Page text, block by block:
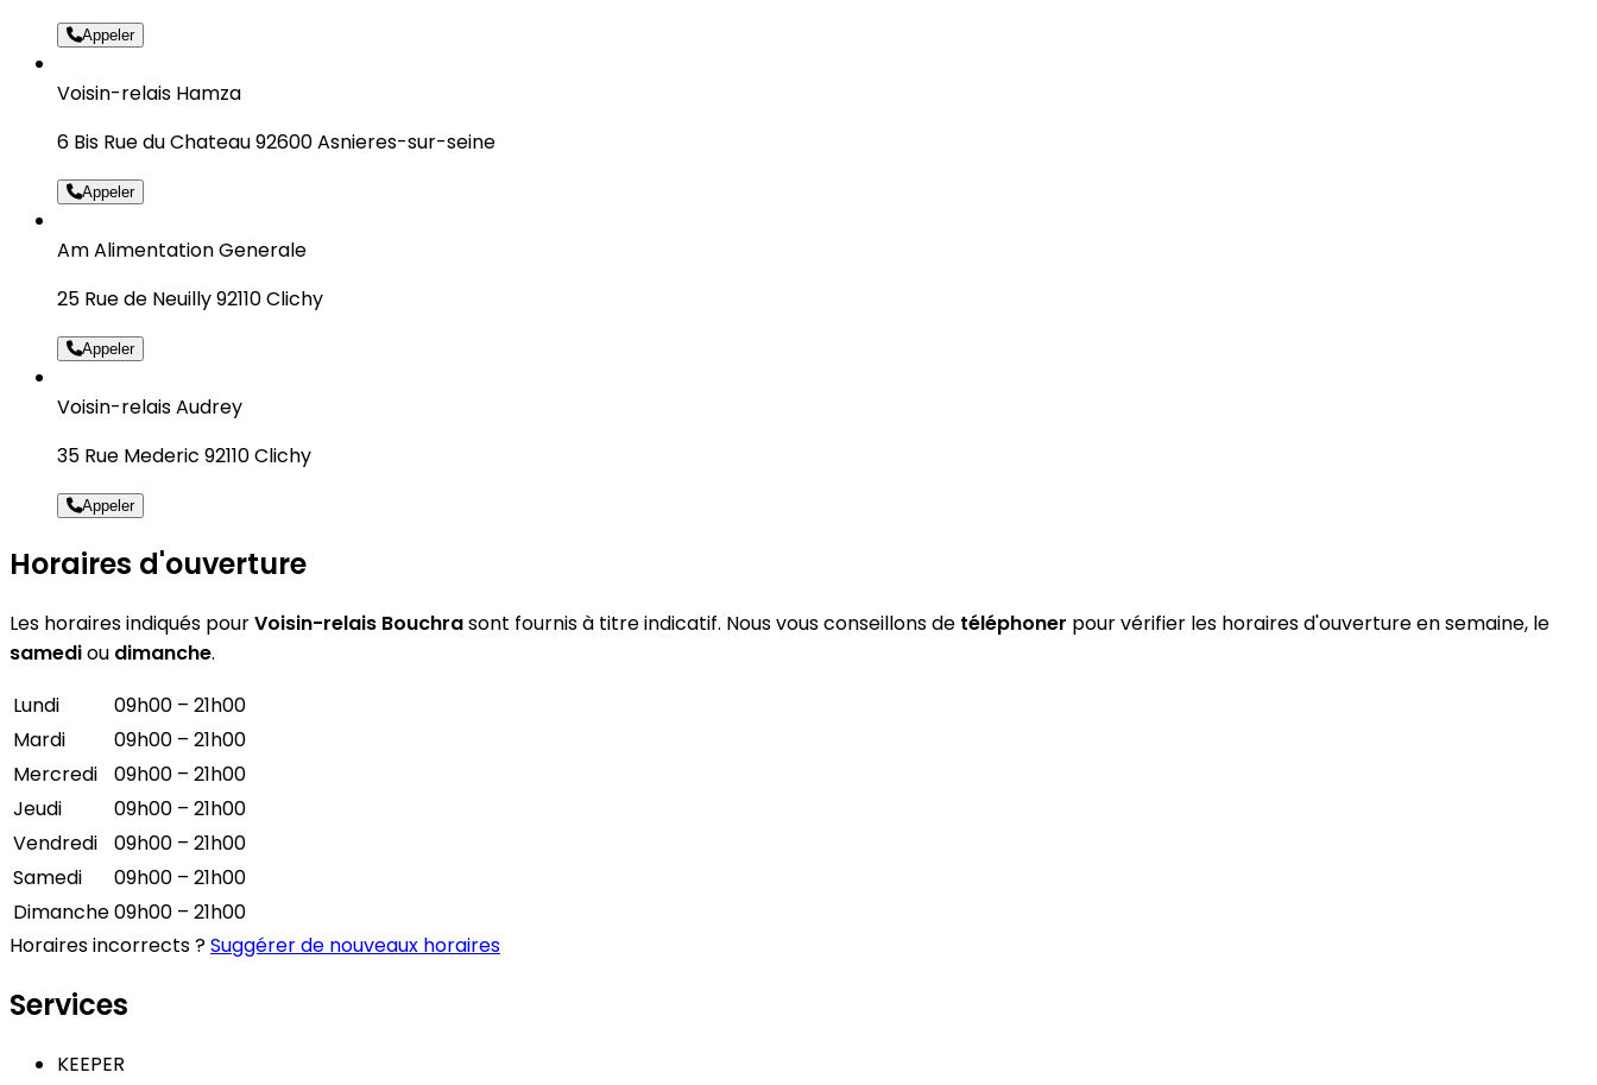
Appeler
Voisin-relais Hamza
6 Bis Rue du Chateau 92600 Asnieres-sur-seine
Appeler
Am Alimentation Generale
25 Rue de Neuilly 92110 Clichy
Appeler
Voisin-relais Audrey
35 Rue Mederic 92110 Clichy
Appeler
Horaires d'ouverture
Les horaires indiqués pourVoisin-relais Bouchrasont fournis à titre indicatif. Nous vous conseillons de téléphoner pour vérifier les horaires d'ouverture en semaine, le
samediou dimanche.
Lundi
09h00 – 21h00
Mardi
09h00 – 21h00
Mercredi
09h00 – 21h00
Jeudi
09h00 – 21h00
Vendredi
09h00 – 21h00
Samedi
09h00 – 21h00
Dimanche09h00 – 21h00
Horaires incorrects ?Suggérer de nouveaux horaires
Services
KEEPER